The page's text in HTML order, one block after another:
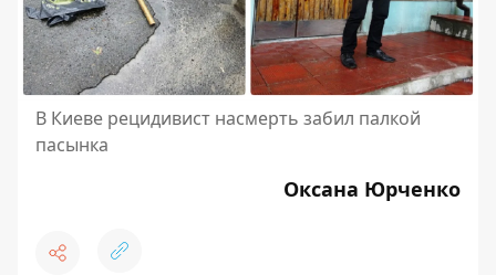
В Киеве рецидивист насмерть забил палкой
пасынка
Оксана Юрченко